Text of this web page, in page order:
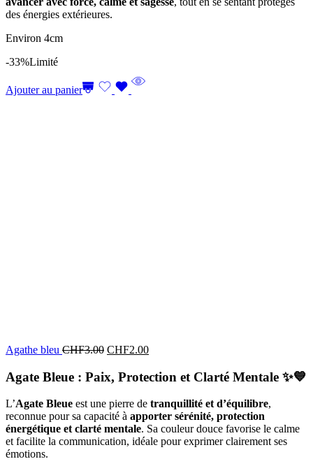
des énergies extérieures.
Environ 4cm
-33%Limité
Ajouter au panier
Agathe bleu CHF3.00 CHF2.00
Agate Bleue : Paix, Protection et Clarté Mentale ✨💙
L’Agate Bleue est une pierre de tranquillité et d’équilibre,
reconnue pour sa capacité à apporter sérénité, protection
énergétique et clarté mentale. Sa couleur douce favorise le calme
et facilite la communication, idéale pour exprimer clairement ses
émotions.